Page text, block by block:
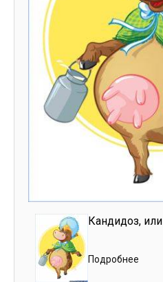
Кандидоз, или
Подробнее